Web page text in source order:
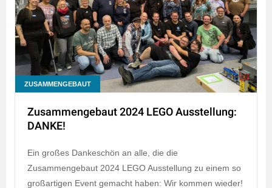
ZUSAMMENGEBAUT
Zusammengebaut 2024 LEGO Ausstellung:
DANKE!
Ein großes Dankeschön an alle, die die
Zusammengebaut 2024 LEGO Ausstellung zu einem so
großartigen Event gemacht haben: Wir kommen wieder!